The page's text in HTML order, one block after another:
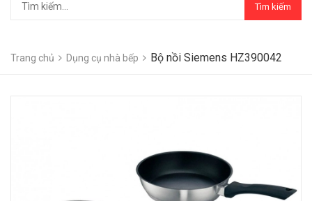
Tìm kiếm
Trang chủ Dụng cụ nhà bếp Bộ nồi Siemens HZ390042